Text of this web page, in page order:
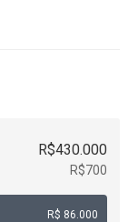
R$430.000
R$700
R$ 86.000